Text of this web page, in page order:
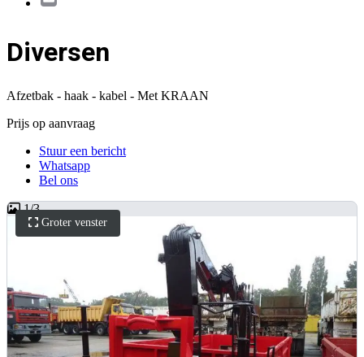
Diversen
Afzetbak - haak - kabel - Met KRAAN
Prijs op aanvraag
Stuur een bericht
Whatsapp
Bel ons
Groter venster
1/3